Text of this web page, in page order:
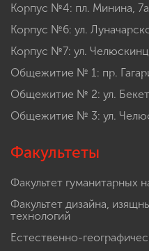
Корпус №4: пл. Минина, 7а
Корпус №6: ул.
Корпус №7: ул.
Общежитие № 1: пр.
Общежитие № 2: ул.
Общежитие № 3: ул.
Факультеты
Факультет гуманитарных
Факультет дизайна,
технологий
Естественно-